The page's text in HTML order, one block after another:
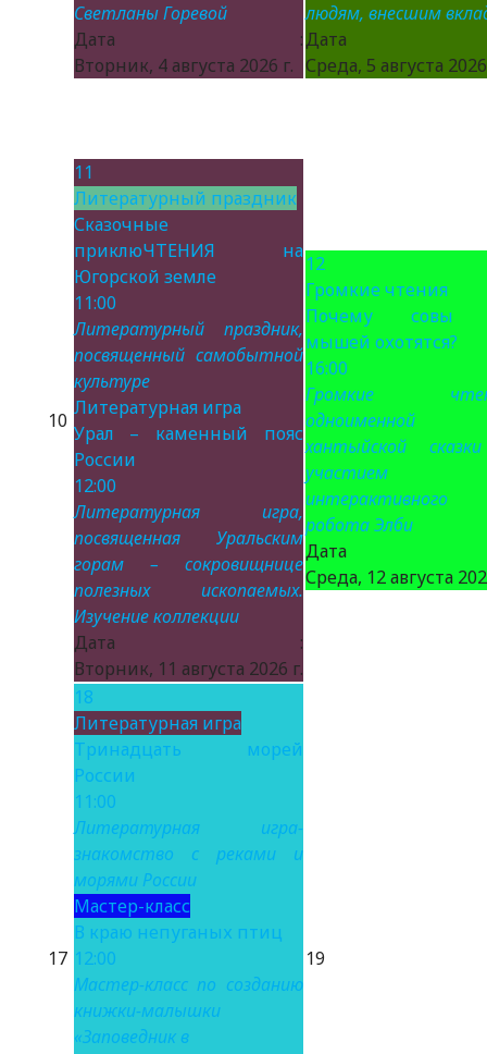
Светланы Горевой
Дата :
Вторник, 4 августа 2026 г.
людям, внесшим
Дата
Среда, 5 августа
10
11
Литературный праздник
Сказочные
приклюЧТЕНИЯ на
Югорской земле
11:00
Литературный праздник,
посвященный самобытной
культуре
Литературная игра
Урал – каменный пояс
России
12:00
Литературная игра,
посвященная Уральским
горам – сокровищнице
полезных ископаемых.
Изучение коллекции
Дата :
Вторник, 11 августа 2026 г.
12
Громкие чтения
Почему совы
мышей охотятся?
16:00
Громкие
одноименной
хантыйской
участием
интерактивного
робота Элби
Дата
Среда, 12 августа
17
18
Литературная игра
Тринадцать морей
России
11:00
Литературная игра-
знакомство с реками и
морями России
Мастер-класс
В краю непуганых птиц
12:00
Мастер-класс по созданию
книжки-малышки
«Заповедник в
19